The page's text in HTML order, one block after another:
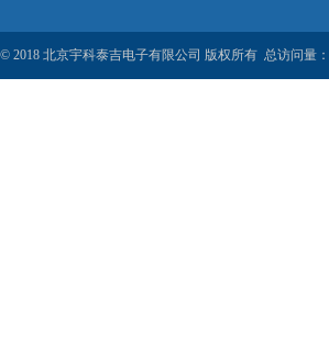
© 2018 北京宇科泰吉电子有限公司 版权所有 总访问量：